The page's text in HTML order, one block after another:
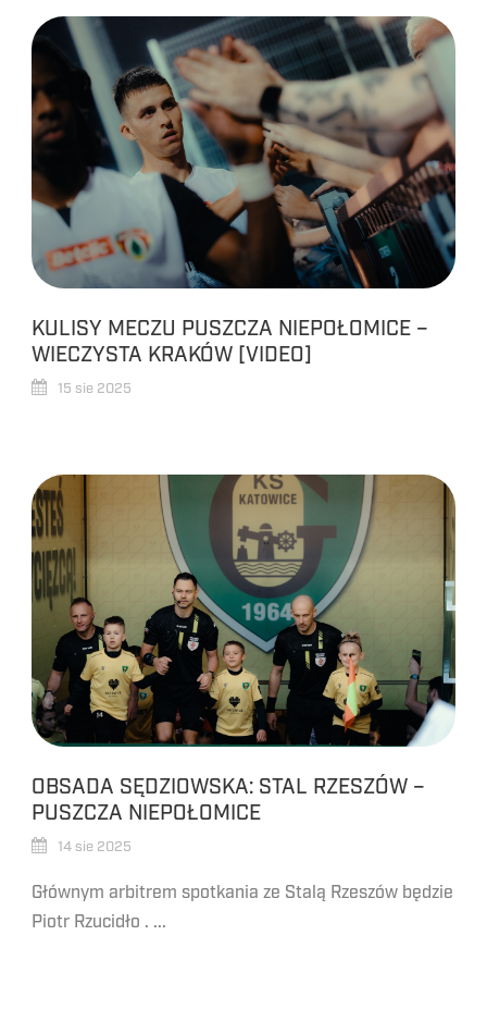
KULISY MECZU PUSZCZA NIEPOŁOMICE –
WIECZYSTA KRAKÓW [VIDEO]
15 sie 2025
OBSADA SĘDZIOWSKA: STAL RZESZÓW –
PUSZCZA NIEPOŁOMICE
14 sie 2025
Głównym arbitrem spotkania ze Stalą Rzeszów będzie
Piotr Rzucidło . ...